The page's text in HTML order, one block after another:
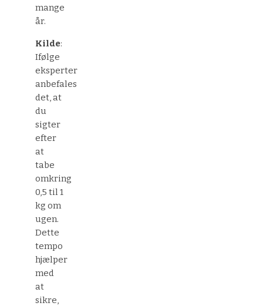
mange
år.
Kilde:
Ifølge
eksperter
anbefales
det, at
du
sigter
efter
at
tabe
omkring
0,5 til 1
kg om
ugen.
Dette
tempo
hjælper
med
at
sikre,